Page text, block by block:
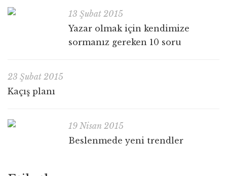
13 Şubat 2015
Yazar olmak için kendimize
sormanız gereken 10 soru
23 Şubat 2015
Kaçış planı
19 Nisan 2015
Beslenmede yeni trendler